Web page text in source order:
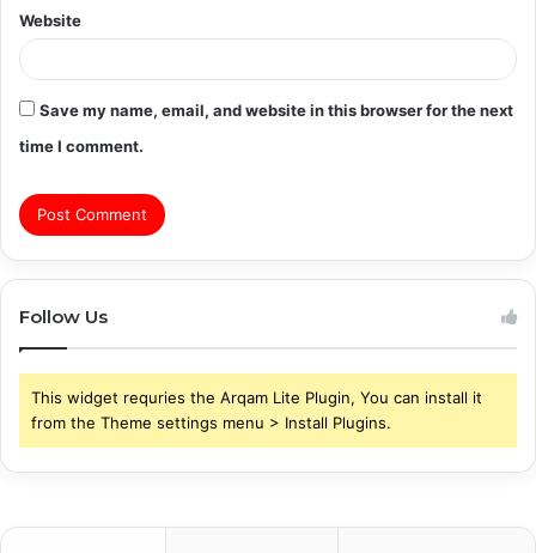
Website
Save my name, email, and website in this browser for the next
time I comment.
Follow Us
This widget requries the Arqam Lite Plugin, You can install it
from the Theme settings menu > Install Plugins.